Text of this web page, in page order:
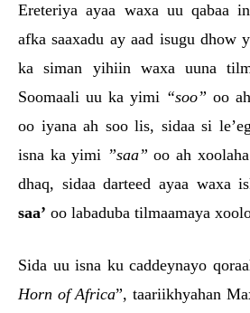
Ereteriya ayaa waxa uu qabaa
afka saaxadu ay aad isugu dhow
ka siman yihiin waxa uuna
Soomaali uu ka yimi “soo” oo
oo iyana ah soo lis, sidaa si
isna ka yimi ”saa” oo ah
dhaq, sidaa darteed ayaa waxa
saa’ oo labaduba tilmaamaya
Sida uu isna ku caddeynayo
Horn of Africa”, taariikhyahan